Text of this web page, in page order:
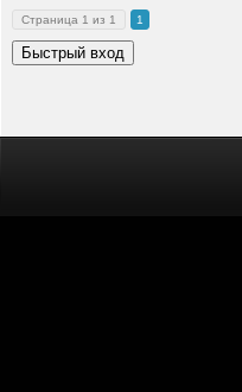
Страница 1 из 1 1